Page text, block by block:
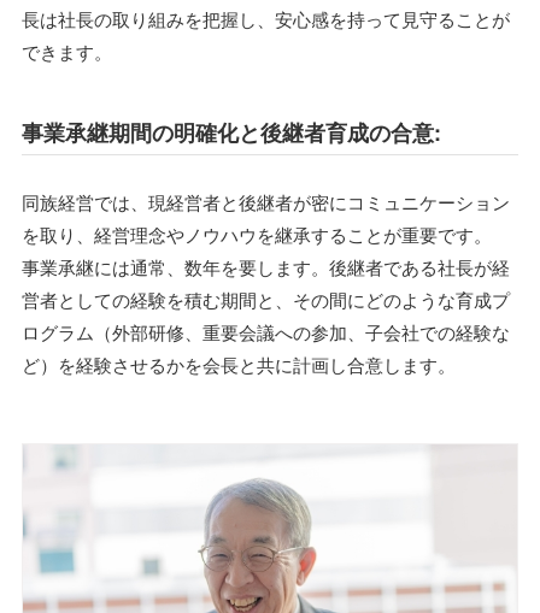
長は社長の取り組みを把握し、安心感を持って見守ることが
できます。
事業承継期間の明確化と後継者育成の合意:
同族経営では、現経営者と後継者が密にコミュニケーション
を取り、経営理念やノウハウを継承することが重要です。
事業承継には通常、数年を要します。後継者である社長が経
営者としての経験を積む期間と、その間にどのような育成プ
ログラム（外部研修、重要会議への参加、子会社での経験な
ど）を経験させるかを会長と共に計画し合意します。